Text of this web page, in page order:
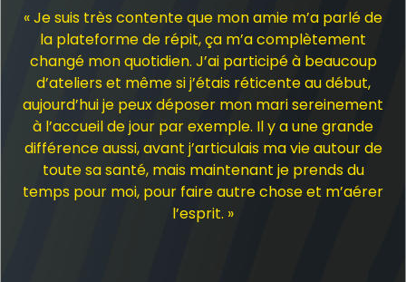
« Je suis très contente que mon amie m’a parlé de
la plateforme de répit, ça m’a complètement
changé mon quotidien. J’ai participé à beaucoup
d’ateliers et même si j’étais réticente au début,
aujourd’hui je peux déposer mon mari sereinement
à l’accueil de jour par exemple. Il y a une grande
différence aussi, avant j’articulais ma vie autour de
toute sa santé, mais maintenant je prends du
temps pour moi, pour faire autre chose et m’aérer
l’esprit. »